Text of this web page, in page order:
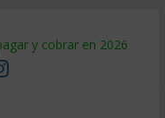
y cobrar en 2026
sale tan caro
a tiempo
qué hacer